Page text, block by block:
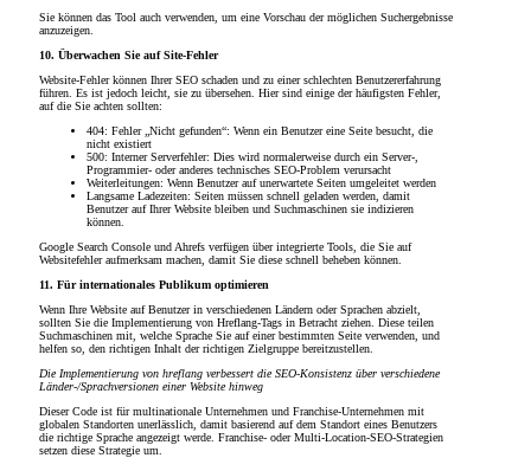
Sie können das Tool auch verwenden, um eine Vorschau der möglichen Suchergebnisse
anzuzeigen.
10. Überwachen Sie auf Site-Fehler
Website-Fehler können Ihrer SEO schaden und zu einer schlechten Benutzererfahrung
führen. Es ist jedoch leicht, sie zu übersehen. Hier sind einige der häufigsten Fehler,
auf die Sie achten sollten:
404: Fehler „Nicht gefunden“: Wenn ein Benutzer eine Seite besucht, die
nicht existiert
500: Interner Serverfehler: Dies wird normalerweise durch ein Server-,
Programmier- oder anderes technisches SEO-Problem verursacht
Weiterleitungen: Wenn Benutzer auf unerwartete Seiten umgeleitet werden
Langsame Ladezeiten: Seiten müssen schnell geladen werden, damit
Benutzer auf Ihrer Website bleiben und Suchmaschinen sie indizieren
können.
Google Search Console und Ahrefs verfügen über integrierte Tools, die Sie auf
Websitefehler aufmerksam machen, damit Sie diese schnell beheben können.
11. Für internationales Publikum optimieren
Wenn Ihre Website auf Benutzer in verschiedenen Ländern oder Sprachen abzielt,
sollten Sie die Implementierung von Hreflang-Tags in Betracht ziehen. Diese teilen
Suchmaschinen mit, welche Sprache Sie auf einer bestimmten Seite verwenden, und
helfen so, den richtigen Inhalt der richtigen Zielgruppe bereitzustellen.
Die Implementierung von hreflang verbessert die SEO-Konsistenz über verschiedene
Länder-/Sprachversionen einer Website hinweg
Dieser Code ist für multinationale Unternehmen und Franchise-Unternehmen mit
globalen Standorten unerlässlich, damit basierend auf dem Standort eines Benutzers
die richtige Sprache angezeigt werde. Franchise- oder Multi-Location-SEO-Strategien
setzen diese Strategie um.